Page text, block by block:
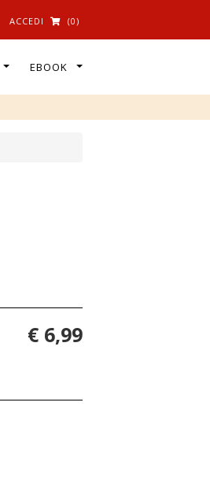
ACCEDI (0)
EBOOK
€ 6,99